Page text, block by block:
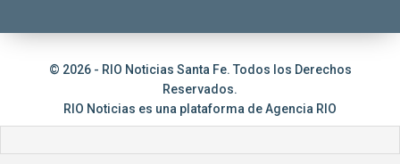
© 2026 - RIO Noticias Santa Fe. Todos los Derechos
Reservados.
RIO Noticias es una plataforma deAgencia RIO